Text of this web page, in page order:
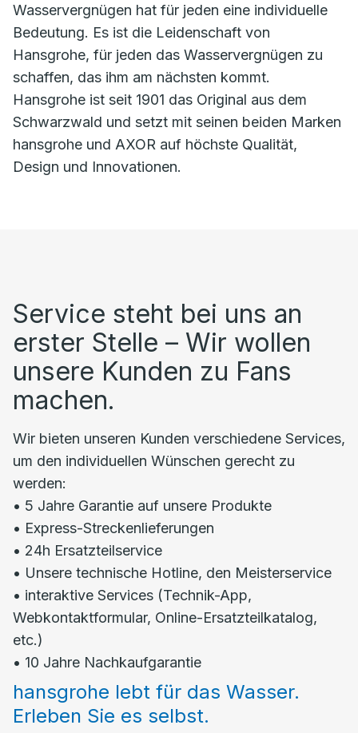
Wasservergnügen hat für jeden eine individuelle
Bedeutung. Es ist die Leidenschaft von
Hansgrohe, für jeden das Wasservergnügen zu
schaffen, das ihm am nächsten kommt.
Hansgrohe ist seit 1901 das Original aus dem
Schwarzwald und setzt mit seinen beiden Marken
hansgrohe und AXOR auf höchste Qualität,
Design und Innovationen.
Service steht bei uns an
erster Stelle – Wir wollen
unsere Kunden zu Fans
machen.
Wir bieten unseren Kunden verschiedene Services,
um den individuellen Wünschen gerecht zu
werden:
• 5 Jahre Garantie auf unsere Produkte
• Express-Streckenlieferungen
• 24h Ersatzteilservice
• Unsere technische Hotline, den Meisterservice
• interaktive Services (Technik-App,
Webkontaktformular, Online-Ersatzteilkatalog,
etc.)
• 10 Jahre Nachkaufgarantie
hansgrohe lebt für das Wasser.
Erleben Sie es selbst.